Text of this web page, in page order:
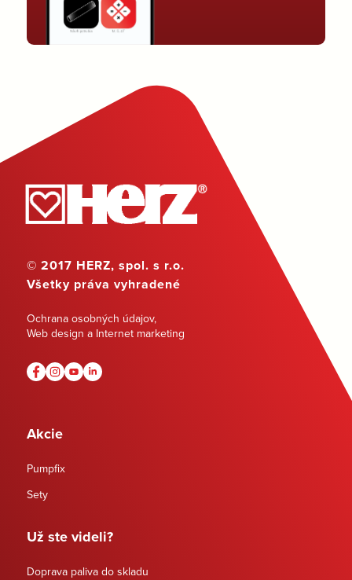
© 2017 HERZ, spol. s r.o.
Všetky práva vyhradené
Ochrana osobných údajov,
Web design a Internet marketing
Akcie
Pumpfix
Sety
Už ste videli?
Doprava paliva do skladu